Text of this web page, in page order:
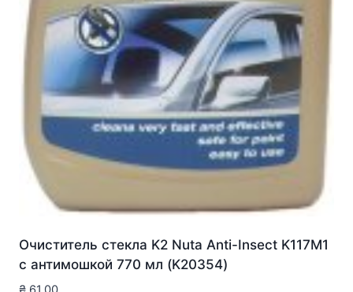
Очиститель стекла K2 Nuta Anti-Insect K117M1
с антимошкой 770 мл (K20354)